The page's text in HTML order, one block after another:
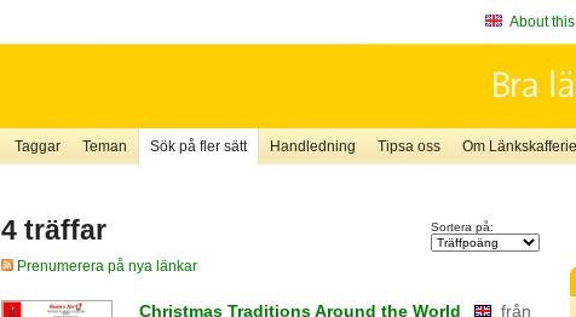
About
Taggar Teman Sök på fler sätt Handledning Tipsa oss Om
4 träffar Sortera på:
Prenumerera på nya länkar
Christmas Traditions Around the World
från